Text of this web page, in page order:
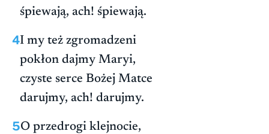
śpiewają, ach! śpiewają.
4I my też zgromadzeni
pokłon dajmy Maryi,
czyste serce Bożej Matce
darujmy, ach! darujmy.
5O przedrogi klejnocie,